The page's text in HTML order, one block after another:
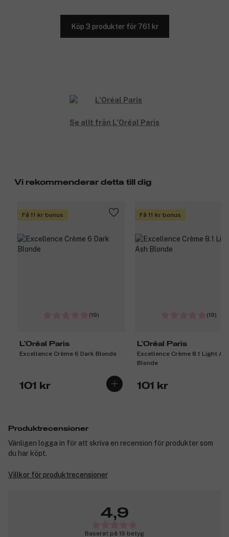
Köp 3 produkter för 761 kr
Se allt från L'Oréal Paris
Vi rekommenderar detta till dig
Få 11 kr bonus
(19)
L'Oréal Paris
Excellence Crème 6 Dark Blonde
101 kr
Få 11 kr bonus
(19)
L'Oréal Paris
Excellence Crème 8.1 Light
Blonde
101 kr
Produktrecensioner
Vänligen logga in för att skriva en recension för produkter som
du har köpt.
Villkor för produktrecensioner
4,9
Baserat på 19 betyg